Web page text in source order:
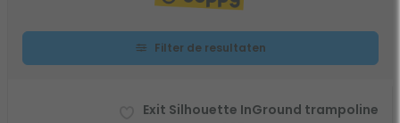
Filter de resultaten
Exit Silhouette InGround trampoline